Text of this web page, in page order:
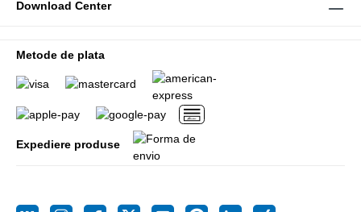
Download Center
Metode de plata
Expediere produse